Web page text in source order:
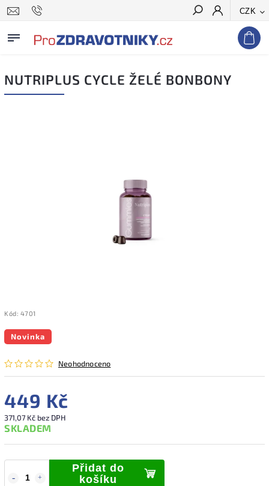
CZK
Hledat
NUTRIPLUS CYCLE ŽELÉ BONBONY
Kód: 4701
Novinka
Neohodnoceno
449 Kč
371,07 Kč bez DPH
SKLADEM
Přidat do
košíku